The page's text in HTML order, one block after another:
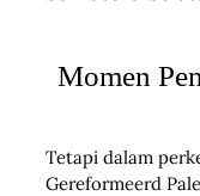
Momen
Tetapi dalam
Gereformeerd